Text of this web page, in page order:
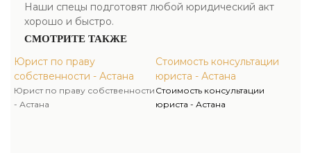
Наши спецы подготовят любой юридический акт
хорошо и быстро.
СМОТРИТЕ ТАКЖЕ
Юрист по праву
собственности - Астана
Юрист по праву собственности
- Астана
Стоимость консультации
юриста - Астана
Стоимость консультации
юриста - Астана